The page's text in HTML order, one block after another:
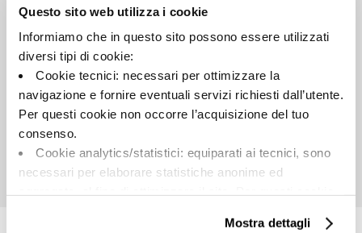
Questo sito web utilizza i cookie
Informiamo che in questo sito possono essere utilizzati
diversi tipi di cookie:
Cookie tecnici: necessari per ottimizzare la
navigazione e fornire eventuali servizi richiesti dall’utente.
Per questi cookie non occorre l’acquisizione del tuo
consenso.
Cookie analytics/statistici: equiparati ai tecnici, sono
necessari per elaborare statistiche anonime ed
Cookie di profilazione/marketing: sono utilizzati, solo
Mostra dettagli
Plain
Format:
60.0x60.0
matt
Shade variations:
Unit of measure:
MQ